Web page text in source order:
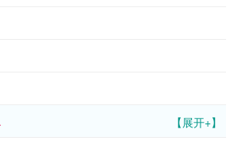
【展开+】